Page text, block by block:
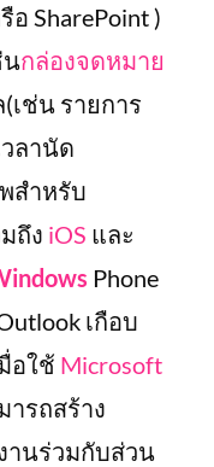
อ SharePoint )
นกล่องจดหมาย
เช่น รายการ
ลานัด
สำหรับ
ถึง iOS และ
Phone
เกือบ
มื่อใช้ Microsoft
รถสร้าง
านร่วมกับส่วน